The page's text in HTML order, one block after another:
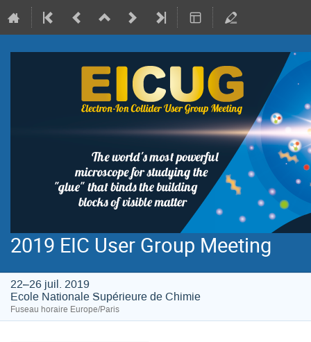
2019 EIC User Group Meeting
22–26 juil. 2019
Ecole Nationale Supérieure de Chimie
Fuseau horaire Europe/Paris